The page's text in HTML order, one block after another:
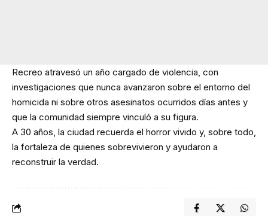
Recreo atravesó un año cargado de violencia, con
investigaciones que nunca avanzaron sobre el entorno del
homicida ni sobre otros asesinatos ocurridos días antes y
que la comunidad siempre vinculó a su figura.
A 30 años, la ciudad recuerda el horror vivido y, sobre todo,
la fortaleza de quienes sobrevivieron y ayudaron a
reconstruir la verdad.